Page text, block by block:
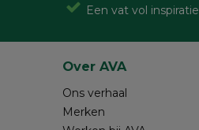
Een vat vol inspiratie
Over AVA
Ons verhaal
Merken